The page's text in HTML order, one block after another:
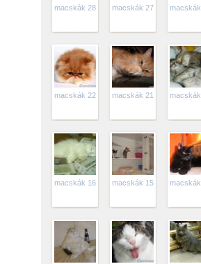
macskák 28 macskák 27
macskák 22 macskák 21
macskák 16 macskák 15